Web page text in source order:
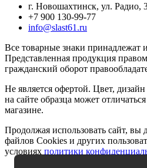
г. Новошахтинск, ул. Радио,
+7 900 130-99-77
info@slast61.ru
Все товарные знаки принадлежат
Представленная продукция
гражданский оборот
Не является офертой. Цвет,
на сайте образца может
магазине.
Продолжая использовать сайт, вы
файлов Cookies и других
условиях политики